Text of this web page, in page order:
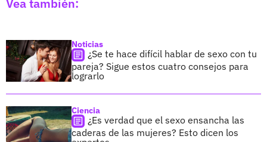
Noticias
¿Se te hace difícil hablar de sexo con tu
pareja? Sigue estos cuatro consejos para
lograrlo
Ciencia
¿Es verdad que el sexo ensancha las
caderas de las mujeres? Esto dicen los